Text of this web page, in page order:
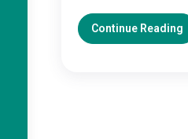
Continue Reading